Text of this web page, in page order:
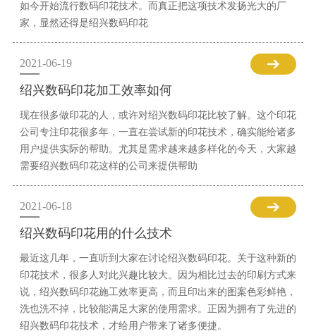
如今开始流行数码印花技术。而真正把这项技术发扬光大的厂
家，显然还得是绍兴数码印花
2021-06-19
绍兴数码印花加工效率如何
现在很多做印花的人，或许对绍兴数码印花比较了解。这个印花
公司专注印花很多年，一直在尝试新的印花技术，确实能给诸多
用户提供实际的帮助。尤其是需求越来越多样化的今天，大家越
需要绍兴数码印花这样的公司来提供帮助
2021-06-18
绍兴数码印花用的什么技术
最近这几年，一直听到大家在讨论绍兴数码印花。关于这种新的
印花技术，很多人对此兴趣比较大。因为相比过去的印刷方式来
说，绍兴数码印花施工效率更高，而且印出来的图案色彩鲜艳，
洗也洗不掉，比较能满足大家的使用需求。正因为拥有了先进的
绍兴数码印花技术，才给用户带来了诸多便捷。